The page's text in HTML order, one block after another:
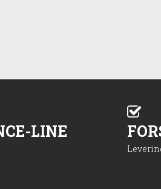
som fungerer mest
overvejelser ved
skinnen kræver, at den placeres
manual, så du sikrer, at skinnen
LINE